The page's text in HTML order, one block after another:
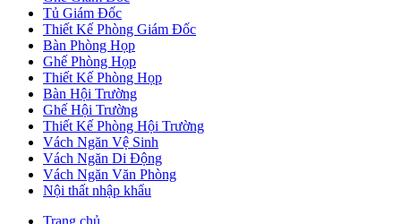
Tủ Giám Đốc
Thiết Kế Phòng Giám Đốc
Bàn Phòng Họp
Ghế Phòng Họp
Thiết Kế Phòng Họp
Bàn Hội Trường
Ghế Hội Trường
Thiết Kế Phòng Hội Trường
Vách Ngăn Vệ Sinh
Vách Ngăn Di Động
Vách Ngăn Văn Phòng
Nội thất nhập khẩu
Trang chủ